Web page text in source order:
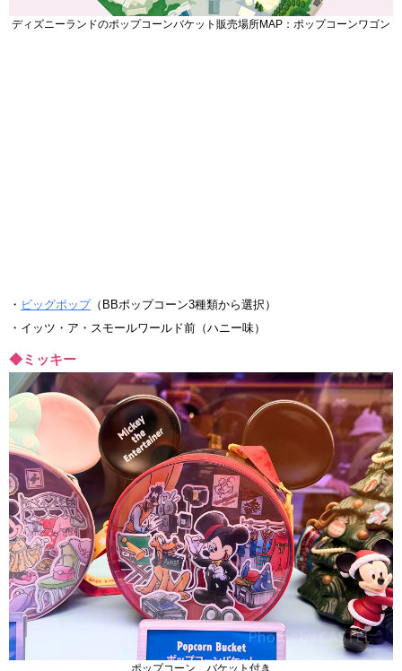
ディズニーランドのポップコーンバケット販売場所MAP：ポップコーンワゴン
・ ビッグポップ（BBポップコーン3種類から選択）
・イッツ・ア・スモールワールド前（ハニー味）
◆ミッキー